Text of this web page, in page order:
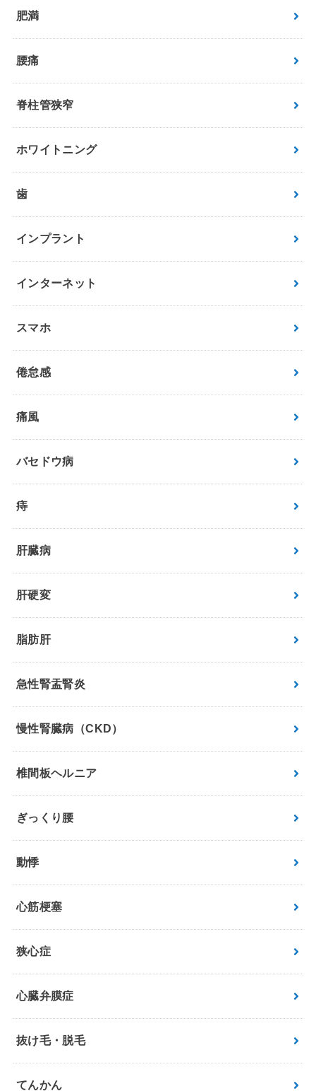
肥満
腰痛
脊柱管狭窄
ホワイトニング
歯
インプラント
インターネット
スマホ
倦怠感
痛風
バセドウ病
痔
肝臓病
肝硬変
脂肪肝
急性腎盂腎炎
慢性腎臓病（CKD）
椎間板ヘルニア
ぎっくり腰
動悸
心筋梗塞
狭心症
心臓弁膜症
抜け毛・脱毛
てんかん